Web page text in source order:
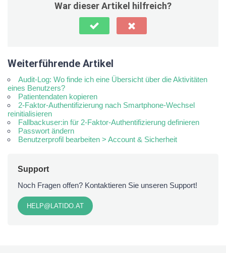
War dieser Artikel hilfreich?
Weiterführende Artikel
Audit-Log: Wo finde ich eine Übersicht über die Aktivitäten
eines Benutzers?
Patientendaten kopieren
2-Faktor-Authentifizierung nach Smartphone-Wechsel
reinitialisieren
Fallbackuser:in für 2-Faktor-Authentifizierung definieren
Passwort ändern
Benutzerprofil bearbeiten > Account & Sicherheit
Support
Noch Fragen offen? Kontaktieren Sie unseren Support!
HELP@LATIDO.AT